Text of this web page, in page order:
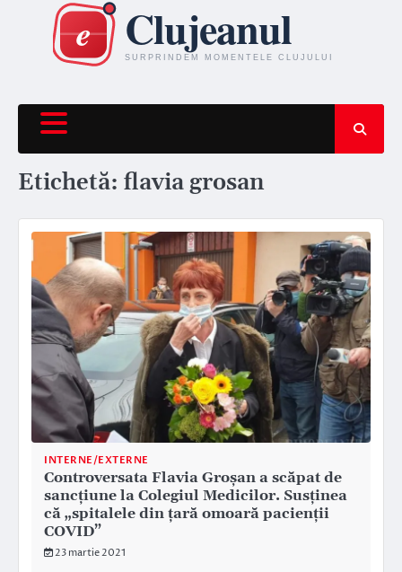
content
Etichetă: flavia grosan
INTERNE/EXTERNE
Controversata Flavia Groșan a scăpat de
sancțiune la Colegiul Medicilor. Susținea
că „spitalele din ţară omoară pacienţii
COVID”
23 martie 2021